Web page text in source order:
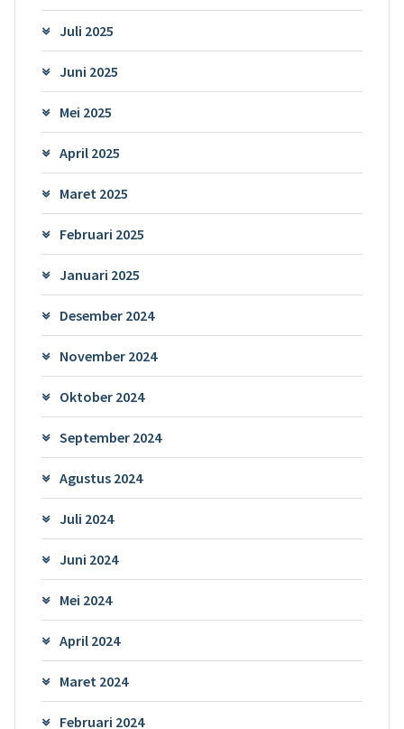
Juli 2025
Juni 2025
Mei 2025
April 2025
Maret 2025
Februari 2025
Januari 2025
Desember 2024
November 2024
Oktober 2024
September 2024
Agustus 2024
Juli 2024
Juni 2024
Mei 2024
April 2024
Maret 2024
Februari 2024